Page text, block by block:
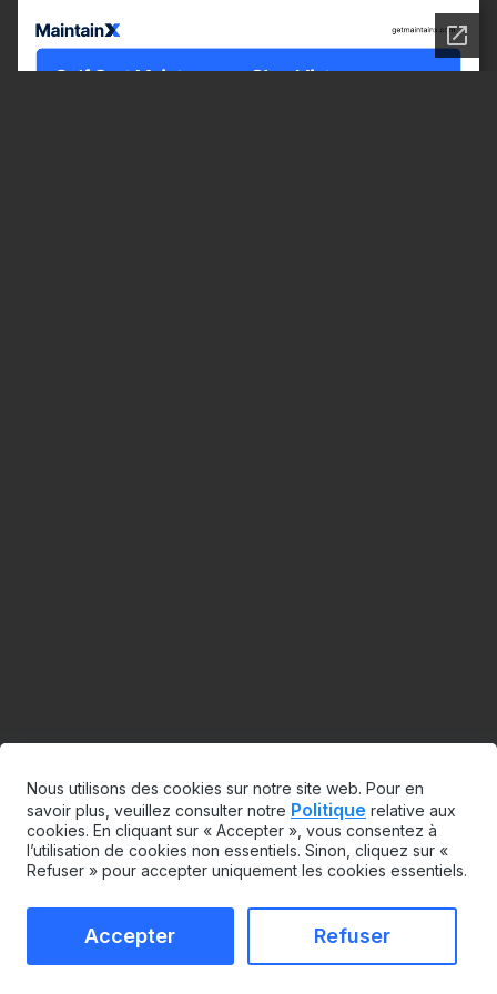
Nous utilisons des cookies sur notre site web. Pour en
savoir plus, veuillez consulter notre Politique relative aux
cookies. En cliquant sur « Accepter », vous consentez à
l’utilisation de cookies non essentiels. Sinon, cliquez sur «
Refuser » pour accepter uniquement les cookies essentiels.
Accepter Refuser